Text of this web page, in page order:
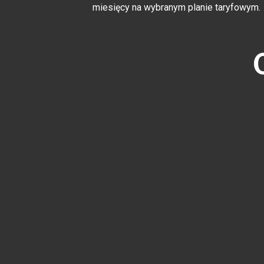
miesięcy na wybranym planie taryfowym.